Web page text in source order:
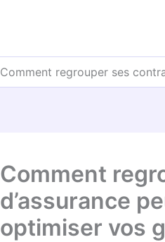
Comment regrouper ses
Comment
d’assurance
optimiser vos